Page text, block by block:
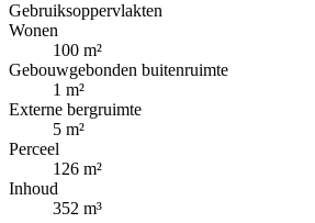
Gebruiksoppervlakten
Wonen
100 m²
Gebouwgebonden buitenruimte
1 m²
Externe bergruimte
5 m²
Perceel
126 m²
Inhoud
352 m³